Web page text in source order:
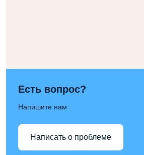
Есть вопрос?
Напишите нам
Написать о проблеме